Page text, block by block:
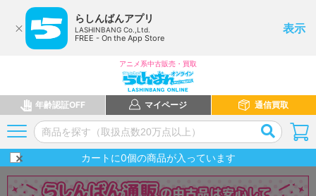
らしんばんアプリ
LASHINBANG Co.,Ltd.
FREE - On the App Store
表示
アニメ系中古販売・買取
年齢認証OFF マイページ 通信買取
カートに0個の商品が入っています